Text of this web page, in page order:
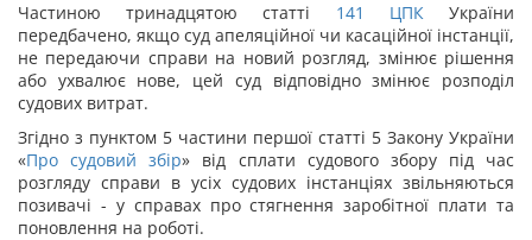
Частиною тринадцятою статті 141 ЦПКУкраїни
передбачено, якщо суд апеляційної чи касаційної інстанції,
не передаючи справи на новий розгляд, змінює рішення
або ухвалює нове, цей суд відповідно змінює розподіл
судових витрат.
Згідно з пунктом 5 частини першої статті 5 Закону України
«Про судовий збір» від сплати судового збору під час
розгляду справи в усіх судових інстанціях звільняються
позивачі - у справах про стягнення заробітної плати та
поновлення на роботі.